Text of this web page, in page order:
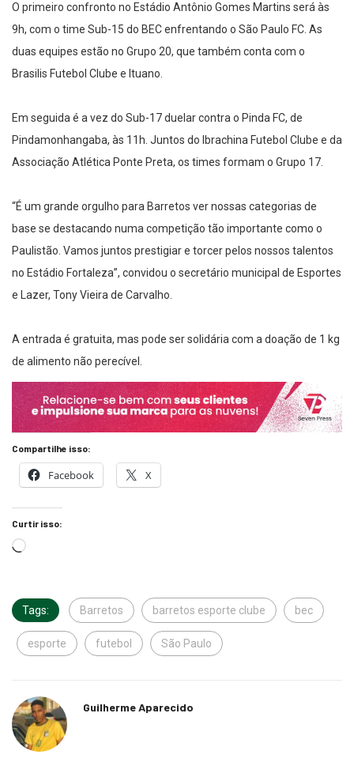
O primeiro confronto no Estádio Antônio Gomes Martins será às
9h, com o time Sub-15 do BEC enfrentando o São Paulo FC. As
duas equipes estão no Grupo 20, que também conta com o
Brasilis Futebol Clube e Ituano.
Em seguida é a vez do Sub-17 duelar contra o Pinda FC, de
Pindamonhangaba, às 11h. Juntos do Ibrachina Futebol Clube e da
Associação Atlética Ponte Preta, os times formam o Grupo 17.
“É um grande orgulho para Barretos ver nossas categorias de
base se destacando numa competição tão importante como o
Paulistão. Vamos juntos prestigiar e torcer pelos nossos talentos
no Estádio Fortaleza”, convidou o secretário municipal de Esportes
e Lazer, Tony Vieira de Carvalho.
A entrada é gratuita, mas pode ser solidária com a doação de 1 kg
de alimento não perecível.
Compartilhe isso:
Facebook X
Curtir isso:
Tags: Barretos barretos esporte clube bec
esporte futebol São Paulo
Guilherme Aparecido